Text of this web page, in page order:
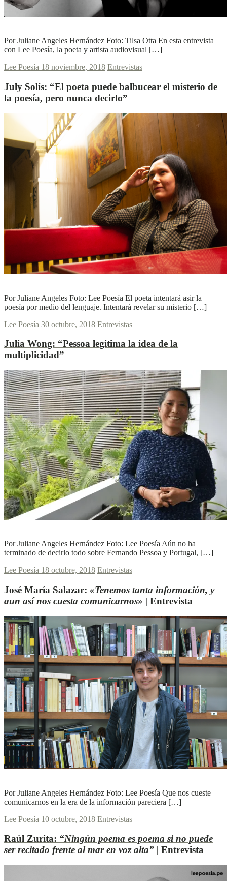
Por Juliane Angeles Hernández Foto: Tilsa Otta En esta entrevista
con Lee Poesía, la poeta y artista audiovisual […]
Lee Poesía 18 noviembre, 2018 Entrevistas
July Solís: “El poeta puede balbucear el misterio de
la poesía, pero nunca decirlo”
Por Juliane Angeles Foto: Lee Poesía El poeta intentará asir la
poesía por medio del lenguaje. Intentará revelar su misterio […]
Lee Poesía 30 octubre, 2018 Entrevistas
Julia Wong: “Pessoa legitima la idea de la
multiplicidad”
Por Juliane Angeles Hernández Foto: Lee Poesía Aún no ha
terminado de decirlo todo sobre Fernando Pessoa y Portugal, […]
Lee Poesía 18 octubre, 2018 Entrevistas
José María Salazar: «Tenemos tanta información, y
aun así nos cuesta comunicarnos» | Entrevista
Por Juliane Angeles Hernández Foto: Lee Poesía Que nos cueste
comunicarnos en la era de la información pareciera […]
Lee Poesía 10 octubre, 2018 Entrevistas
Raúl Zurita: “Ningún poema es poema si no puede
ser recitado frente al mar en voz alta” | Entrevista